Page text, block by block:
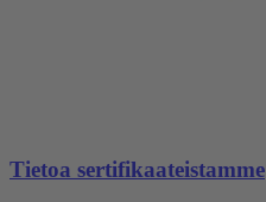
Tietoa sertifikaateistamme